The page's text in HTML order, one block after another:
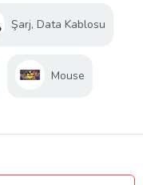
Şarj, Data Kablosu
Mouse